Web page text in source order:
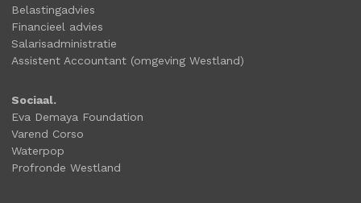
Belastingadvies
Financieel advies
Salarisadministratie
Assistent Accountant (omgeving Westland)
Sociaal.
Eva Demaya Foundation
Varend Corso
Waterpop
Profronde Westland